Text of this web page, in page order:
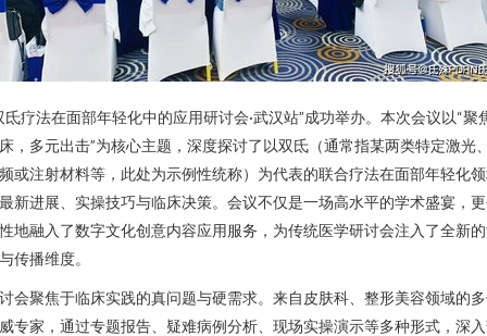
氐疗法在面部年轻化中的应用研讨会·武汉站”成功举办。本次会议以“聚
，多元出击”为核心主题，深度探讨了以双氐（通常指某两类特定激光
或注射材料等，此处为示例性统称）为代表的联合疗法在面部年轻化
新进展、实操技巧与临床决策。会议不仅是一场高水平的学术盛宴，
地融入了数字文化创意内容应用服务，为传统医学研讨会注入了全新
传播维度。
会聚焦于临床实践的真问题与硬需求。来自皮肤科、整形美容领域的
专家，通过专题报告、疑难病例分析、现场实操演示等多种形式，深